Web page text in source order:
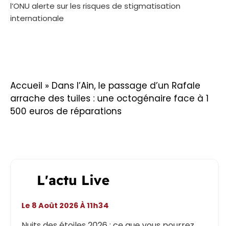
l’ONU alerte sur les risques de stigmatisation
internationale
Accueil » Dans l’Ain, le passage d’un Rafale
arrache des tuiles : une octogénaire face à 1
500 euros de réparations
L'actu Live
Le 8 Août 2026 À 11h34